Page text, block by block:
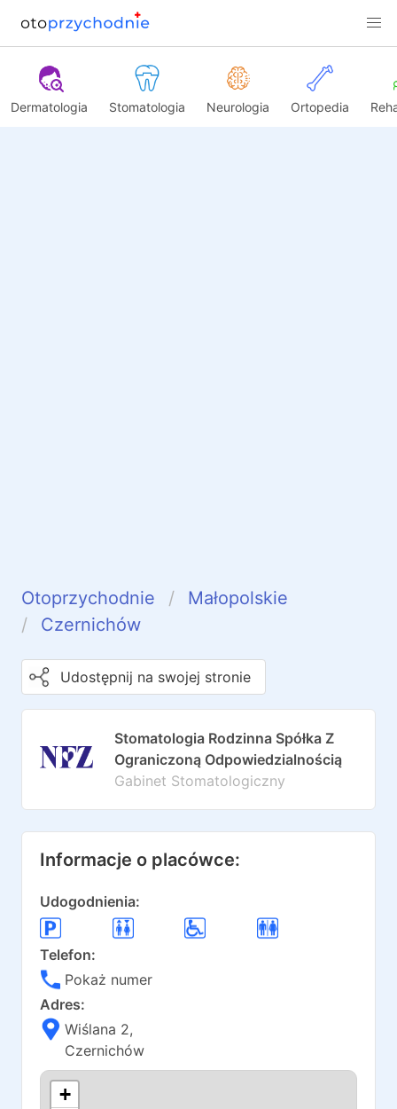
Dermatologia Stomatologia Neurologia Ortopedia
Otoprzychodnie
Małopolskie
Czernichów
Udostępnij na swojej stronie
Stomatologia Rodzinna Spółka Z
Ograniczoną Odpowiedzialnością
Gabinet Stomatologiczny
Informacje o placówce:
Udogodnienia:
Telefon:
Pokaż numer
Adres:
Wiślana 2,
Czernichów
+